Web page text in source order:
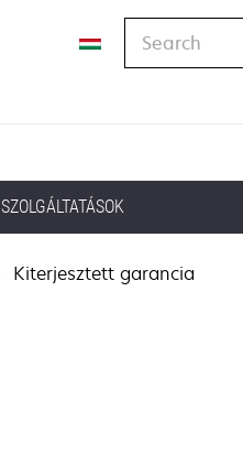
SZOLGÁLTATÁSOK
Kiterjesztett garancia